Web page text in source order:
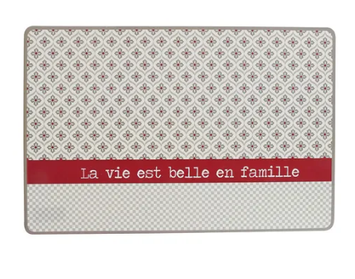
Linge de maison
Meuble
Cuisine et art de la table
Salle de bain et beauté
Entretien et rangement
Zoomer sur l'image